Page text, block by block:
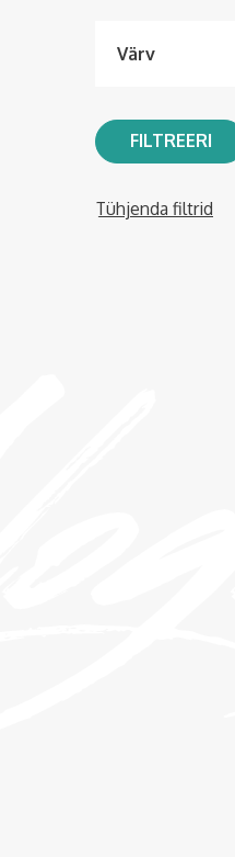
Värv
FILTREERI
Tühjenda filtrid